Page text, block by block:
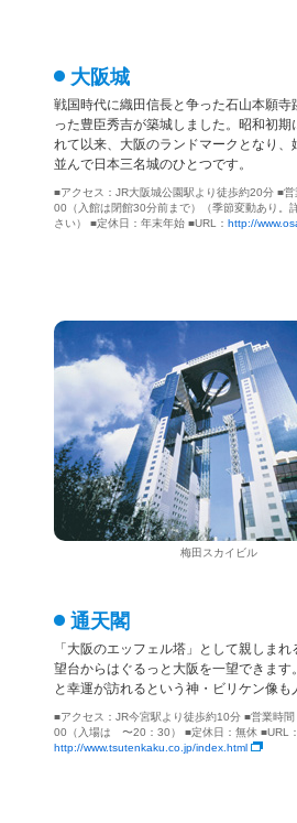
大阪城
戦国時代に織田信長と争った石山本願寺
った豊臣秀吉が築城しました。昭和初期
れて以来、大阪のランドマークとなり、
並んで日本三名城のひとつです。
■アクセス：JR大阪城公園駅より徒歩約20分 ■
00（入館は閉館30分前まで）（季節変動あり。
さい） ■定休日：年末年始 ■URL： http://
梅田スカイビル
通天閣
「大阪のエッフェル塔」として親しま
望台からはぐるっと大阪を一望できます
と幸運が訪れるという神・ビリケン像も
■アクセス：JR今宮駅より徒歩約10分 ■営業時
00（入場は 〜20：30） ■定休日：無休 ■URL
http://www.tsutenkaku.co.jp/index.html